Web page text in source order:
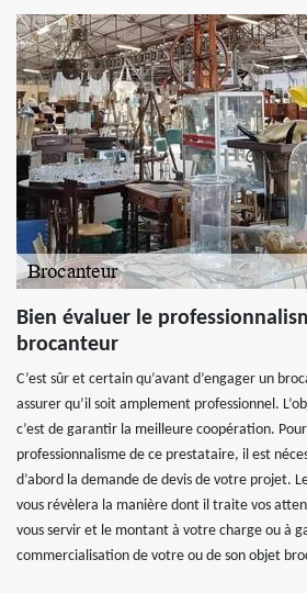
Bien évaluer le
brocanteur
C’est sûr et certain qu’avant d’engager un
assurer qu’il soit amplement professionnel.
c’est de garantir la meilleure coopération.
professionnalisme de ce prestataire, il est
d’abord la demande de devis de votre projet.
vous révèlera la manière dont il traite vos
vous servir et le montant à votre charge ou à
commercialisation de votre ou de son objet